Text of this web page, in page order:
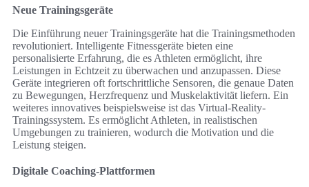
Neue Trainingsgeräte
Die Einführung neuer Trainingsgeräte hat die Trainingsmethoden
revolutioniert. Intelligente Fitnessgeräte bieten eine
personalisierte Erfahrung, die es Athleten ermöglicht, ihre
Leistungen in Echtzeit zu überwachen und anzupassen. Diese
Geräte integrieren oft fortschrittliche Sensoren, die genaue Daten
zu Bewegungen, Herzfrequenz und Muskelaktivität liefern. Ein
weiteres innovatives beispielsweise ist das Virtual-Reality-
Trainingssystem. Es ermöglicht Athleten, in realistischen
Umgebungen zu trainieren, wodurch die Motivation und die
Leistung steigen.
Digitale Coaching-Plattformen